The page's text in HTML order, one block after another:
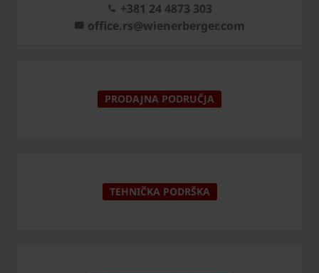
+381 24 4873 303
office.rs@wienerberger.com
PRODAJNA PODRUČJA
TEHNIČKA PODRŠKA